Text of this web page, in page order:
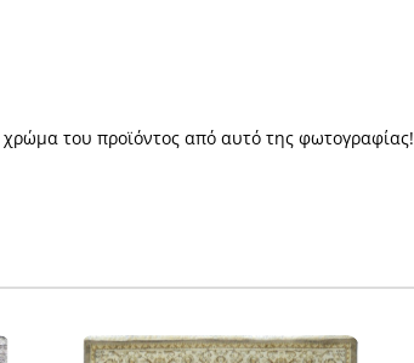
του προϊόντος από αυτό της φωτογραφίας!